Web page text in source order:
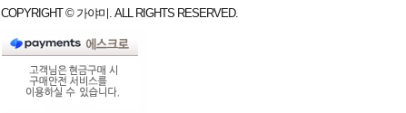
COPYRIGHT © 가야미. ALL RIGHTS RESERVED.